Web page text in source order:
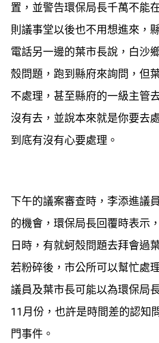
置，並警告環保局長千萬不能
則議事堂以後也不用想進來，
電話另一邊的葉市長說，白沙
殼問題，跑到縣府來詢問，但
不處理，甚至縣府的一級主管
沒有去，並說本來就是你要去
到底有沒有心要處理。
下午的議案審查時，李添進議
的機會，環保局長回覆時表示
日時，有就蚵殼問題去拜會過
若粉碎後，市公所可以幫忙處
議員及葉市長可能以為環保局
11月份，也許是時間差的認知
門事件。